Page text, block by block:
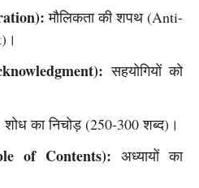
मौलिकता की शपथ (Anti-
सहयोगियों को
शोध का निचोड़ (250-300 शब्द)।
of Contents): अध्यायों का